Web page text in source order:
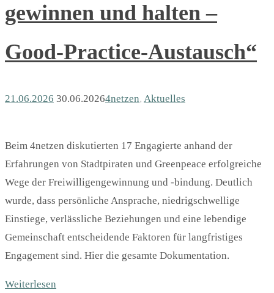
gewinnen und halten –
Good-Practice-Austausch“
21.06.2026 30.06.20264netzen, Aktuelles
Beim 4netzen diskutierten 17 Engagierte anhand der
Erfahrungen von Stadtpiraten und Greenpeace erfolgreiche
Wege der Freiwilligengewinnung und -bindung. Deutlich
wurde, dass persönliche Ansprache, niedrigschwellige
Einstiege, verlässliche Beziehungen und eine lebendige
Gemeinschaft entscheidende Faktoren für langfristiges
Engagement sind. Hier die gesamte Dokumentation.
Weiterlesen